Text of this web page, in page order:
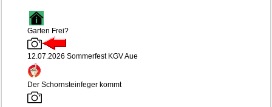
Garten Frei?
12.07.2026 Sommerfest KGV Aue
Der Schornsteinfeger kommt